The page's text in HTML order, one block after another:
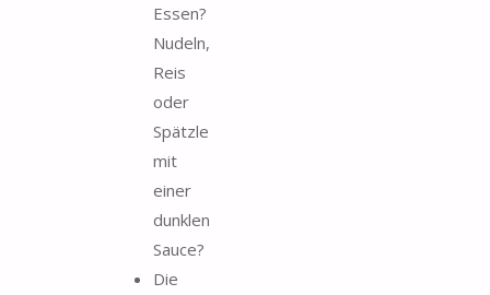
Essen?
Nudeln,
Reis
oder
Spätzle
mit
einer
dunklen
Sauce?
Die